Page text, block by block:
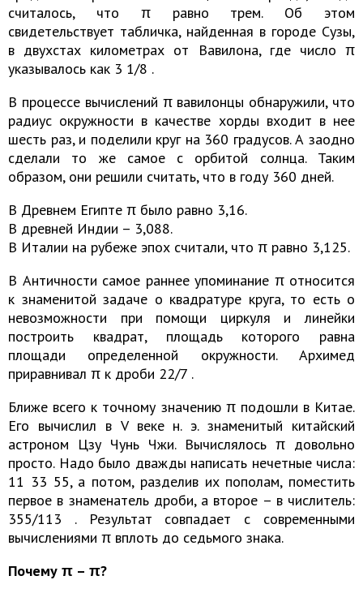
считалось, что π равно трем. Об этом
свидетельствует табличка, найденная в городе Сузы,
в двухстах километрах от Вавилона, где число π
указывалось как 3 1/8 .
В процессе вычислений π вавилонцы обнаружили, что
радиус окружности в качестве хорды входит в нее
шесть раз, и поделили круг на 360 градусов. А заодно
сделали то же самое с орбитой солнца. Таким
образом, они решили считать, что в году 360 дней.
В Древнем Египте π было равно 3,16.
В древней Индии – 3,088.
В Италии на рубеже эпох считали, что π равно 3,125.
В Античности самое раннее упоминание π относится
к знаменитой задаче о квадратуре круга, то есть о
невозможности при помощи циркуля и линейки
построить квадрат, площадь которого равна
площади определенной окружности. Архимед
приравнивал π к дроби 22/7 .
Ближе всего к точному значению π подошли в Китае.
Его вычислил в V веке н. э. знаменитый китайский
астроном Цзу Чунь Чжи. Вычислялось π довольно
просто. Надо было дважды написать нечетные числа:
11 33 55, а потом, разделив их пополам, поместить
первое в знаменатель дроби, а второе – в числитель:
355/113 . Результат совпадает с современными
вычислениями π вплоть до седьмого знака.
Почему π – π?